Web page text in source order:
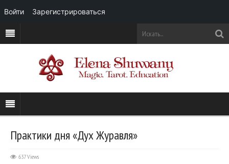
Практики дня «Дух Журавля»
637 Views
Войти Зарегистрироваться